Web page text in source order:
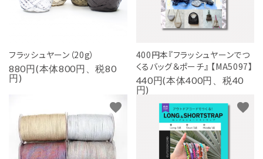
フラッシュヤーン（20g）
880円(本体800円、税80
円)
400円本『フラッシュヤーンでつ
くるバッグ＆ポーチ』 【MA5097】
440円(本体400円、税40
円)
favorite favorite